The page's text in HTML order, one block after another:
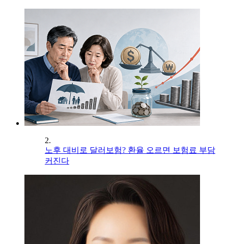
2.
노후 대비로 달러보험? 환율 오르면 보험료 부담
커진다